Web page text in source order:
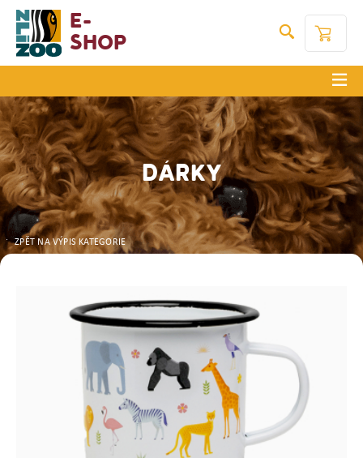
E-
Shop
DÁRKY
ZPĚT NA VÝPIS KATEGORIE